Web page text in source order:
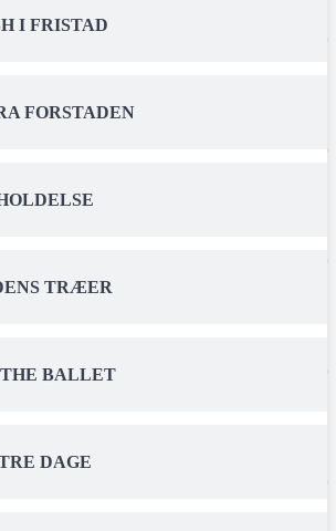
I FRISTAD
FORSTADEN
TRÆER
BALLET
DAGE